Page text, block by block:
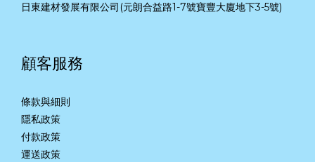
日東建材發展有限公司(元朗合益路1-7號寶豐大廈地下3-5號)
顧客服務
條款與細則
隱私政策
付款政策
運送政策